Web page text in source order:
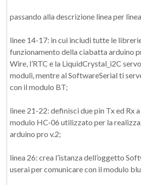
passando alla descrizione linea per
linee 14-17: in cui includi tutte le
funzionamento della ciabatta arduino
Wire, l’RTC e la LiquidCrystal_i2C
moduli, mentre al SoftwareSerial ti
con il modulo BT;
linee 21-22: definisci due pin Tx ed Rx
modulo HC-06 utilizzato per la
arduino pro v.2;
linea 26: crea l’istanza dell’oggetto
userai per comunicare con il modulo